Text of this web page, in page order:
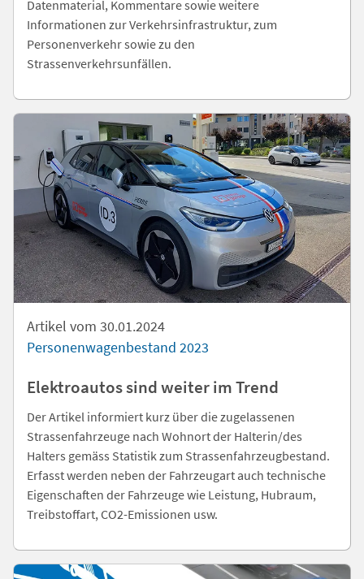
Datenmaterial, Kommentare sowie weitere
Informationen zur Verkehrsinfrastruktur, zum
Personenverkehr sowie zu den
Strassenverkehrsunfällen.
Artikel vom 30.01.2024
Personenwagenbestand 2023
Elektroautos sind weiter im Trend
Der Artikel informiert kurz über die zugelassenen
Strassenfahrzeuge nach Wohnort der Halterin/des
Halters gemäss Statistik zum Strassenfahrzeugbestand.
Erfasst werden neben der Fahrzeugart auch technische
Eigenschaften der Fahrzeuge wie Leistung, Hubraum,
Treibstoffart, CO2-Emissionen usw.